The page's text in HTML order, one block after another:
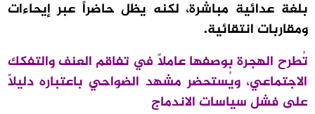
بلغة عدائية مباشرة، لكنه يظل حاضراً عبر إيحاءات
ومقاربات انتقائية.
تُطرح الهجرة بوصفها عاملاً في تفاقم العنف والتفكك
الاجتماعي، ويُستحضر مشهد الضواحي باعتباره دليلاً
على فشل سياسات الاندماج